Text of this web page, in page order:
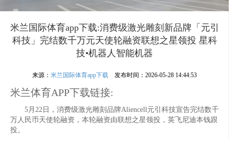
米兰国际体育app下载:消费级激光雕刻新品牌「元引
科技」完结数千万元天使轮融资联想之星领投 星科
技•机器人智能机器
来源：米兰国际体育app下载 发布时间：2026-05-28 14:44:53
米兰体育APP下载链接:
5月22日，消费级激光雕刻品牌Aliencell元引科技宣告完结数千
万人民币天使轮融资，本轮融资由联想之星领投，英飞尼迪本钱跟
投。